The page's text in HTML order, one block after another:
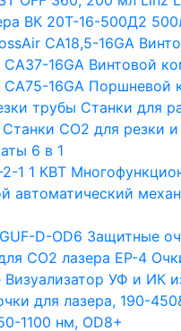
ВК 20Т-16-500Д2
CA18,5-16GA
16GA Винтовой
16GA Поршневой
трубы Станки для
Станки СО2 для резки и
6 в 1
1 1 КВТ
автоматический
D-OD6 Защитные
CO2 лазера EP-4
Визуализатор УФ и ИК
для лазера, 190-
1100 нм, OD8+